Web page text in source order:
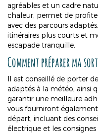
agréables et un cadre
chaleur, permet de
avec des parcours
itinéraires plus courts et
escapade tranquille.
Comment préparer ma
Il est conseillé de porter
adaptés à la météo, ainsi
garantir une meilleure
vous fourniront
départ, incluant des
électrique et les